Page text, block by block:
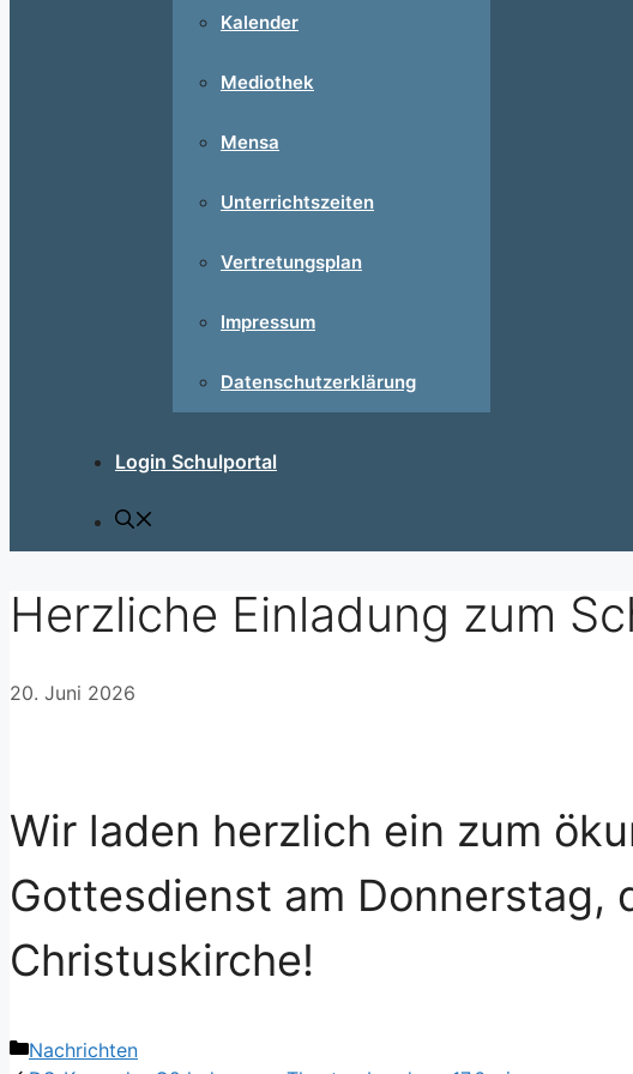
Kalender
Mediothek
Mensa
Unterrichtszeiten
Vertretungsplan
Impressum
Datenschutzerklärung
Login Schulportal
Herzliche Einladung zum
20. Juni 2026
Wir laden herzlich ein zum
Gottesdienst am Donnerstag,
Christuskirche!
Kategorien
Nachrichten